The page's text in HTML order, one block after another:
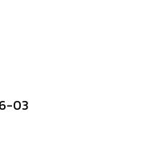
03